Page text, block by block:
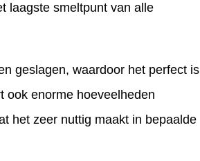
laagste smeltpunt van alle
geslagen, waardoor het perfect is
ook enorme hoeveelheden
het zeer nuttig maakt in bepaalde